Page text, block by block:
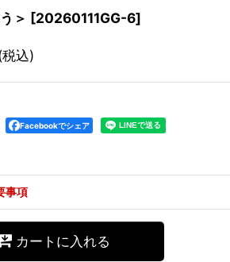
＞ [20260111GG-6]
税込)
Facebookでシェア
事項
カートに入れる